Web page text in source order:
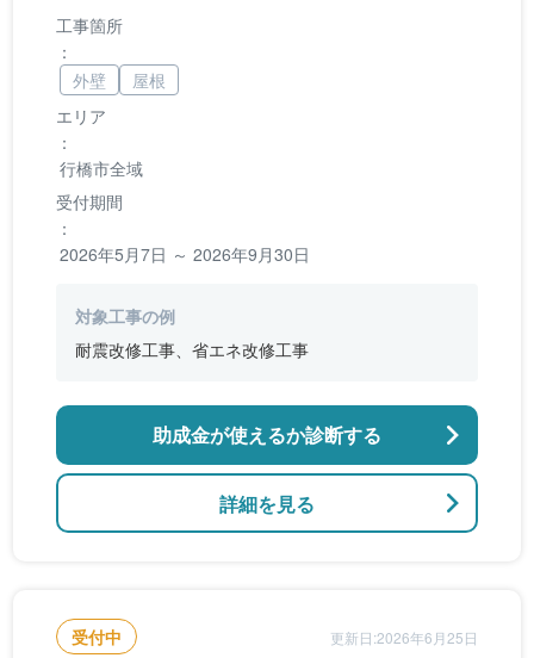
エリア
：
行橋市全域
受付期間
：
2026年5月7日 ～ 2026年9月30日
工事箇所
：
外壁
屋根
対象工事の例
耐震改修工事、省エネ改修工事
詳細を見る
助成金が使えるか診断する
受付中 更新日:2026年6月25日